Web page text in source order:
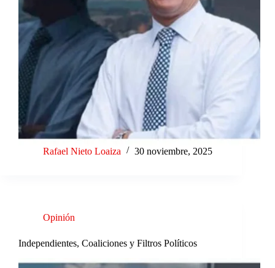
Rafael Nieto Loaiza 30 noviembre, 2025
Opinión
Independientes, Coaliciones y Filtros Políticos